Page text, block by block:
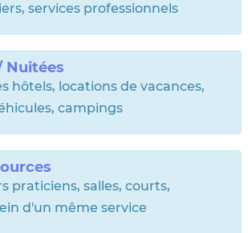
services professionnels
Nuitées
hôtels, locations de vacances,
campings
praticiens, salles, courts,
d'un même service